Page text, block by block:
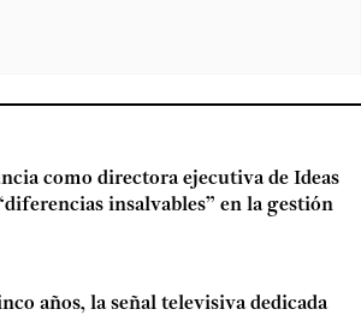
como directora ejecutiva de Ideas
insalvables” en la gestión
años, la señal televisiva dedicada